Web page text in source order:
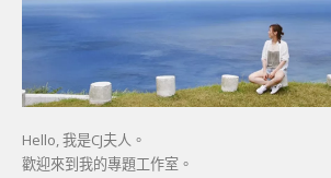
Hello, 我是CJ夫人。
歡迎來到我的專題工作室。